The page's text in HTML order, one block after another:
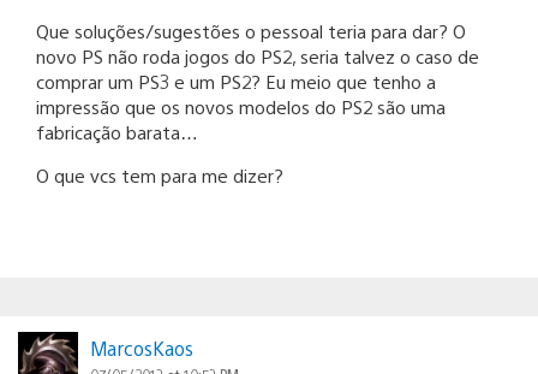
Que soluções/sugestões o pessoal teria para dar? O
novo PS não roda jogos do PS2, seria talvez o caso de
comprar um PS3 e um PS2? Eu meio que tenho a
impressão que os novos modelos do PS2 são uma
fabricação barata…
O que vcs tem para me dizer?
MarcosKaos